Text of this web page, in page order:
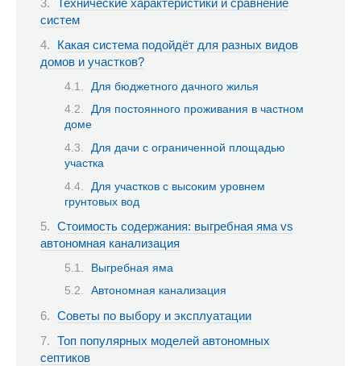
систем
Какая система подойдёт для разных видов
домов и участков?
Для бюджетного дачного жилья
Для постоянного проживания в частном
доме
Для дачи с ограниченной площадью
участка
Для участков с высоким уровнем
грунтовых вод
Стоимость содержания: выгребная яма vs
автономная канализация
Выгребная яма
Автономная канализация
Советы по выбору и эксплуатации
Топ популярных моделей автономных
септиков